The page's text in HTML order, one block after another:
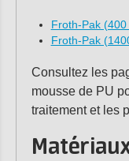
Froth-Pak (400
Froth-Pak
Consultez les
mousse de PU
traitement et les